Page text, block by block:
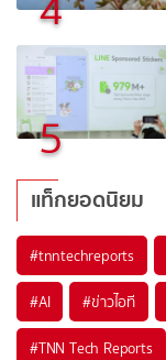
5
แท็กยอดนิยม
#tnntechreports
#AI #ข่าวไอที
#TNN Tech Reports